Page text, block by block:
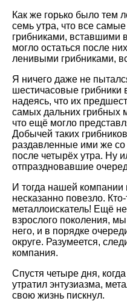
Как же горько было тем
семь утра, что все
грибниками, вставшими
могло остаться после
ленивыми грибниками,
Я ничего даже не
шестичасовые грибники
надеясь, что их
самых дальних грибных
что ещё могло
Добычей таких
раздавленные ими же
после четырёх утра. Ну
отпраздновавшие
И тогда нашей компании
несказанно повезло.
металлоискатель! Ещё
взрослого поколения,
него, и в порядке
округе. Разумеется,
компания.
Спустя четыре дня,
утратил энтузиазма,
свою жизнь пискнул.